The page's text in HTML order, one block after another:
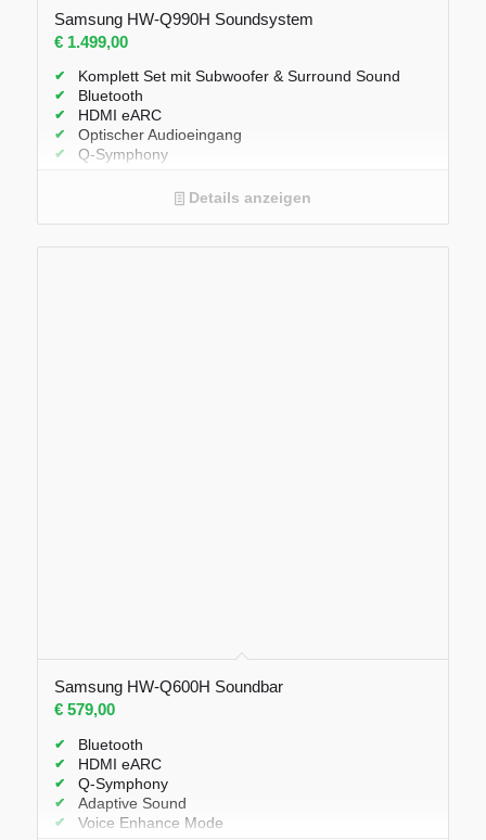
Samsung HW-Q990H Soundsystem
€1.499,00
Komplett Set mit Subwoofer & Surround Sound
Bluetooth
HDMI eARC
Optischer Audioeingang
Q-Symphony
Voice Enhance Mode
Surround-Sound
Details anzeigen
Samsung HW-Q600H Soundbar
€579,00
Bluetooth
HDMI eARC
Q-Symphony
Adaptive Sound
Voice Enhance Mode